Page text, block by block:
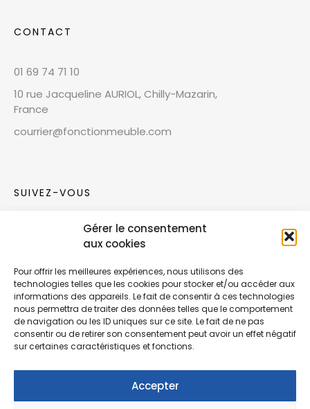
Gérer le consentement
aux cookies
Pour offrir les meilleures expériences, nous utilisons des
technologies telles que les cookies pour stocker et/ou accéder aux
informations des appareils. Le fait de consentir à ces technologies
nous permettra de traiter des données telles que le comportement
de navigation ou les ID uniques sur ce site. Le fait de ne pas
consentir ou de retirer son consentement peut avoir un effet négatif
sur certaines caractéristiques et fonctions.
Accepter
CONTACT
01 69 74 71 10
10 rue Jacqueline AURIOL, Chilly-Mazarin,
France
courrier@fonctionmeuble.com
SUIVEZ-VOUS
Rejoignez notre communauté sur les réseaux
Nouvelles collections, vie de l’équipe ou
inspirations : soyez informés de nos dernières
actualités.